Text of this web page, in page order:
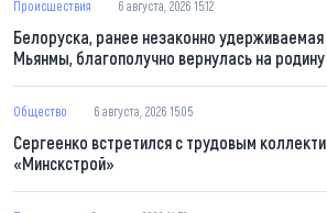
Происшествия 6 августа, 2026 15:12
Белоруска, ранее незаконно
Мьянмы, благополучно вернулась на родину
Общество 6 августа, 2026 15:05
Сергеенко встретился с трудовым
«Минскстрой»